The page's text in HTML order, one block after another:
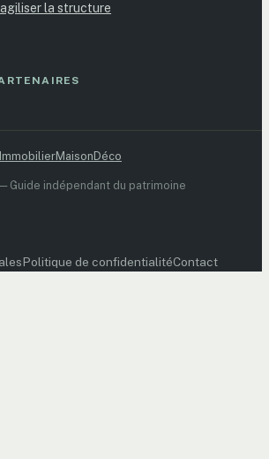
la structure
ImmobilierMaison Déco
Guide indépendant du patrimoine
Politique de confidentialitéContact